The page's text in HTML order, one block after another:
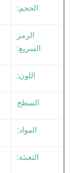
الحجم:
الرمز
السريع:
اللون:
السطح
المواد:
التعبئة: